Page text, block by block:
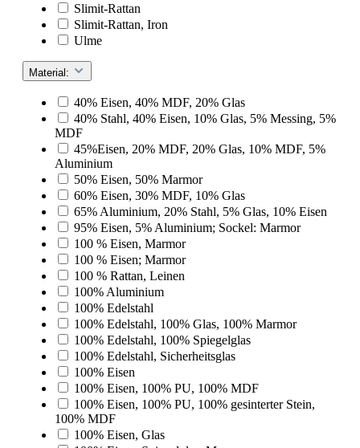
Slimit-Rattan
Slimit-Rattan, Iron
Ulme
Material:
40% Eisen, 40% MDF, 20% Glas
40% Stahl, 40% Eisen, 10% Glas, 5% Messing, 5%
MDF
45%Eisen, 20% MDF, 20% Glas, 10% MDF, 5%
Aluminium
50% Eisen, 50% Marmor
60% Eisen, 30% MDF, 10% Glas
65% Aluminium, 20% Stahl, 5% Glas, 10% Eisen
95% Eisen, 5% Aluminium; Sockel: Marmor
100 % Eisen, Marmor
100 % Eisen; Marmor
100 % Rattan, Leinen
100% Aluminium
100% Edelstahl
100% Edelstahl, 100% Glas, 100% Marmor
100% Edelstahl, 100% Spiegelglas
100% Edelstahl, Sicherheitsglas
100% Eisen
100% Eisen, 100% PU, 100% MDF
100% Eisen, 100% PU, 100% gesinterter Stein,
100% MDF
100% Eisen, Glas